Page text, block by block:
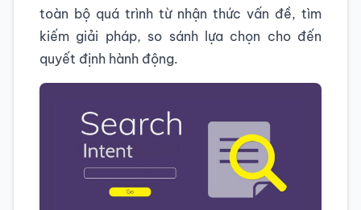
toàn bộ quá trình từ nhận thức vấn đề, tìm
kiếm giải pháp, so sánh lựa chọn cho đến
quyết định hành động.